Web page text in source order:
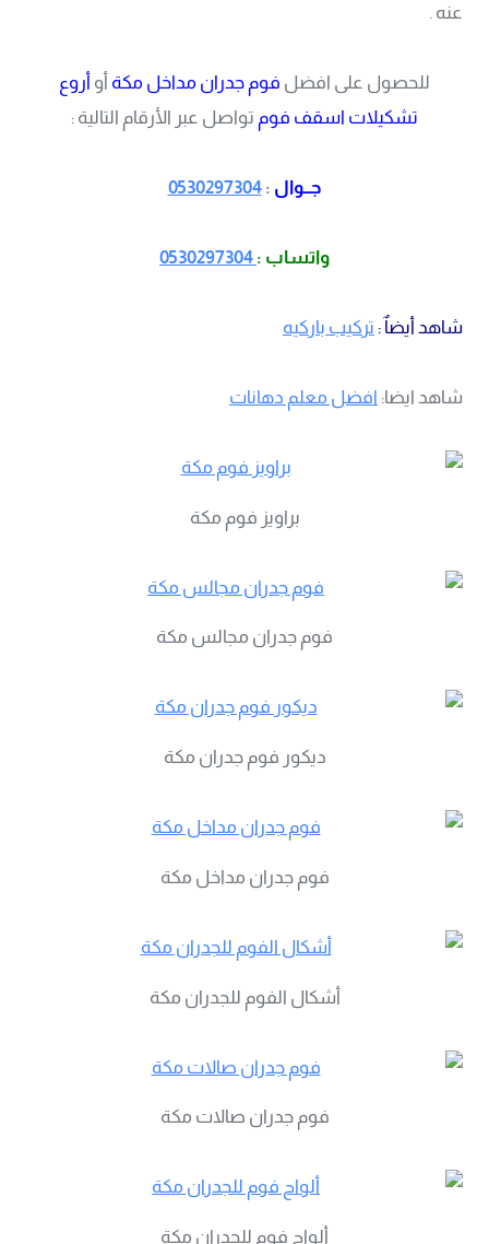
عنه .
للحصول على افضل فوم جدران مداخل مكة أو أروع
تشكيلات اسقف فوم تواصل عبر الأرقام التالية :
جــوال :
0530297304
واتساب :
شاهد أيضاٌ : تركيب باركيه
شاهد ايضا: افضل معلم دهانات
براويز فوم مكة
فوم جدران مجالس مكة
ديكور فوم جدران مكة
فوم جدران مداخل مكة
أشكال الفوم للجدران مكة
فوم جدران صالات مكة
ألواح فوم للجدران مكة